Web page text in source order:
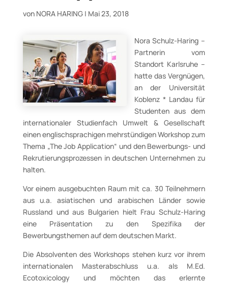
von NORA HARING| Mai 23, 2018
Nora Schulz-Haring –
Partnerin vom
Standort Karlsruhe –
hatte das Vergnügen,
an der Universität
Koblenz * Landau für
Studenten aus dem
internationaler Studienfach Umwelt & Gesellschaft
einen englischsprachigen mehrstündigen Workshop zum
Thema „The Job Application“ und den Bewerbungs- und
Rekrutierungsprozessen in deutschen Unternehmen zu
halten.
Vor einem ausgebuchten Raum mit ca. 30 Teilnehmern
aus u.a. asiatischen und arabischen Länder sowie
Russland und aus Bulgarien hielt Frau Schulz-Haring
eine Präsentation zu den Spezifika der
Bewerbungsthemen auf dem deutschen Markt.
Die Absolventen des Workshops stehen kurz vor ihrem
internationalen Masterabschluss u.a. als M.Ed.
Ecotoxicology und möchten das erlernte